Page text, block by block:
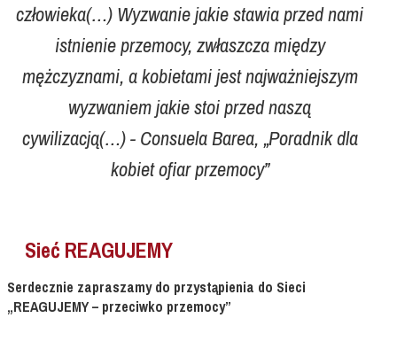
człowieka(…) Wyzwanie jakie stawia przed nami
istnienie przemocy, zwłaszcza między
mężczyznami, a kobietami jest najważniejszym
wyzwaniem jakie stoi przed naszą
cywilizacją(…) - Consuela Barea, „Poradnik dla
kobiet ofiar przemocy”
Sieć REAGUJEMY
Serdecznie zapraszamy do przystąpienia do Sieci
„REAGUJEMY – przeciwko przemocy”